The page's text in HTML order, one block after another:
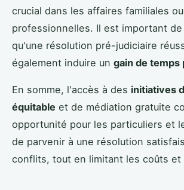
crucial dans les affaires familiales ou
professionnelles. Il est important
qu'une résolution pré-judiciaire
également induire un gain de temps
En somme, l'accès à des initiatives
équitable et de médiation gratuite
opportunité pour les particuliers et
de parvenir à une résolution
conflits, tout en limitant les coûts et